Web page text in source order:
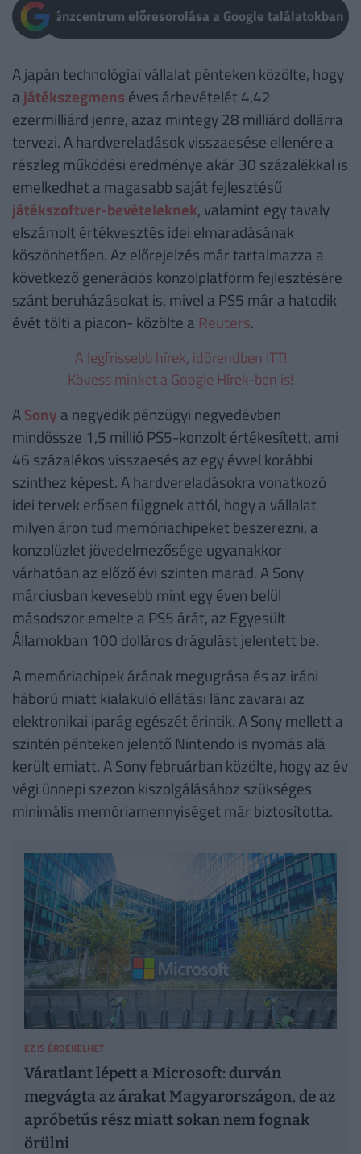
Pénzcentrum előresorolása a Google találatokban
A japán technológiai vállalat pénteken közölte, hogy
a játékszegmens éves árbevételét 4,42
ezermilliárd jenre, azaz mintegy 28 milliárd dollárra
tervezi. A hardvereladások visszaesése ellenére a
részleg működési eredménye akár 30 százalékkal is
emelkedhet a magasabb saját fejlesztésű
játékszoftver-bevételeknek, valamint egy tavaly
elszámolt értékvesztés idei elmaradásának
köszönhetően. Az előrejelzés már tartalmazza a
következő generációs konzolplatform fejlesztésére
szánt beruházásokat is, mivel a PS5 már a hatodik
évét tölti a piacon- közölte a Reuters.
A legfrissebb hírek, időrendben ITT!
Kövess minket a Google Hírek-ben is!
ASony a negyedik pénzügyi negyedévben
mindössze 1,5 millió PS5-konzolt értékesített, ami
46 százalékos visszaesés az egy évvel korábbi
szinthez képest. A hardvereladásokra vonatkozó
idei tervek erősen függnek attól, hogy a vállalat
milyen áron tud memóriachipeket beszerezni, a
konzolüzlet jövedelmezősége ugyanakkor
várhatóan az előző évi szinten marad. A Sony
márciusban kevesebb mint egy éven belül
másodszor emelte a PS5 árát, az Egyesült
Államokban 100 dolláros drágulást jelentett be.
A memóriachipek árának megugrása és az iráni
háború miatt kialakuló ellátási lánc zavarai az
elektronikai iparág egészét érintik. A Sony mellett a
szintén pénteken jelentő Nintendo is nyomás alá
került emiatt. A Sony februárban közölte, hogy az év
végi ünnepi szezon kiszolgálásához szükséges
minimális memóriamennyiséget már biztosította.
EZ IS ÉRDEKELHET
Váratlant lépett a Microsoft: durván
megvágta az árakat Magyarországon, de az
apróbetűs rész miatt sokan nem fognak
örülni